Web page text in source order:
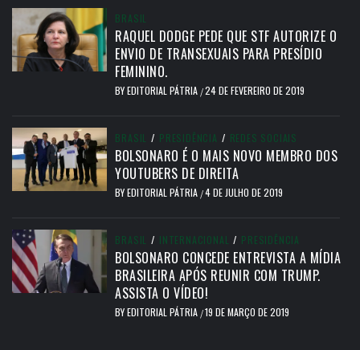
BRASIL
RAQUEL DODGE PEDE QUE STF AUTORIZE O
ENVIO DE TRANSEXUAIS PARA PRESÍDIO
FEMININO.
BYEDITORIAL PÁTRIA /24 DE FEVEREIRO DE 2019
BRASIL / PRESIDÊNCIA / REDES SOCIAIS
BOLSONARO É O MAIS NOVO MEMBRO DOS
YOUTUBERS DE DIREITA
BYEDITORIAL PÁTRIA /4 DE JULHO DE 2019
BRASIL / INTERNACIONAL / PRESIDÊNCIA
BOLSONARO CONCEDE ENTREVISTA A MÍDIA
BRASILEIRA APÓS REUNIR COM TRUMP.
ASSISTA O VÍDEO!
BYEDITORIAL PÁTRIA /19 DE MARÇO DE 2019